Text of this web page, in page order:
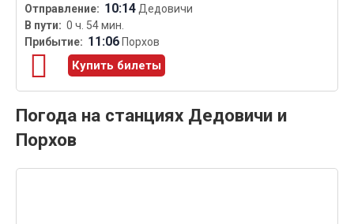
10:14Дедовичи
0 ч. 54 мин.
11:06 Порхов
Купить билеты
Погода на станциях Дедовичи и
Порхов